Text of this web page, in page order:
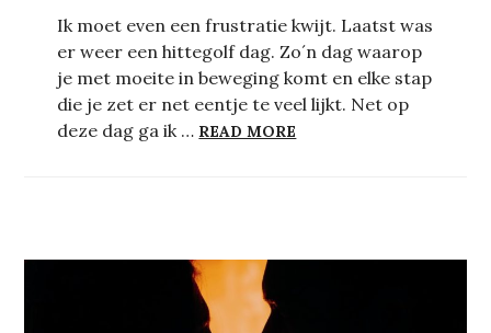
Ik moet even een frustratie kwijt. Laatst was
er weer een hittegolf dag. Zo´n dag waarop
je met moeite in beweging komt en elke stap
die je zet er net eentje te veel lijkt. Net op
deze dag ga ik … READ MORE